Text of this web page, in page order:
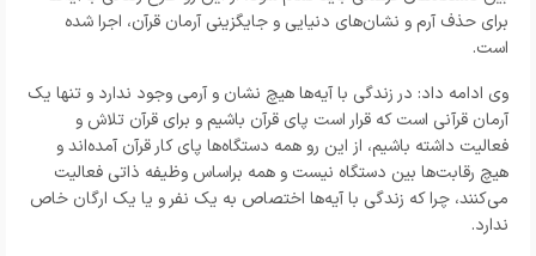
برای حذف آرم و نشان‌های دنیایی و جایگزینی آرمان قرآن، اجرا شده
است.
وی ادامه داد: در زندگی با آیه‌ها هیچ نشان و آرمی وجود ندارد و تنها یک
آرمان قرآنی است که قرار است پای قرآن باشیم و برای قرآن تلاش و
فعالیت داشته باشیم، از این رو همه دستگاه‌ها پای کار قرآن آمده‌اند و
هیچ رقابت‌ها بین دستگاه نیست و همه براساس وظیفه ذاتی فعالیت
می‌کنند، چرا که زندگی با آیه‌ها اختصاص به یک نفر و یا یک ارگان خاص
ندارد.